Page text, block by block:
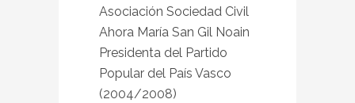
Asociación Sociedad Civil
Ahora María San Gil Noain
Presidenta del Partido
Popular del País Vasco
(2004/2008)